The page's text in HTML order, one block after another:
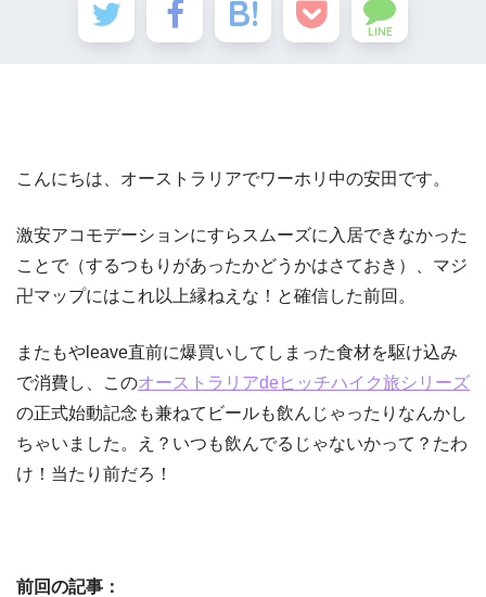
LINE
こんにちは、オーストラリアでワーホリ中の安田です。
激安アコモデーションにすらスムーズに入居できなかった
ことで（するつもりがあったかどうかはさておき）、マジ
卍マップにはこれ以上縁ねえな！と確信した前回。
またもやleave直前に爆買いしてしまった食材を駆け込み
で消費し、このオーストラリアdeヒッチハイク旅シリーズ
の正式始動記念も兼ねてビールも飲んじゃったりなんかし
ちゃいました。え？いつも飲んでるじゃないかって？たわ
け！当たり前だろ！
前回の記事：